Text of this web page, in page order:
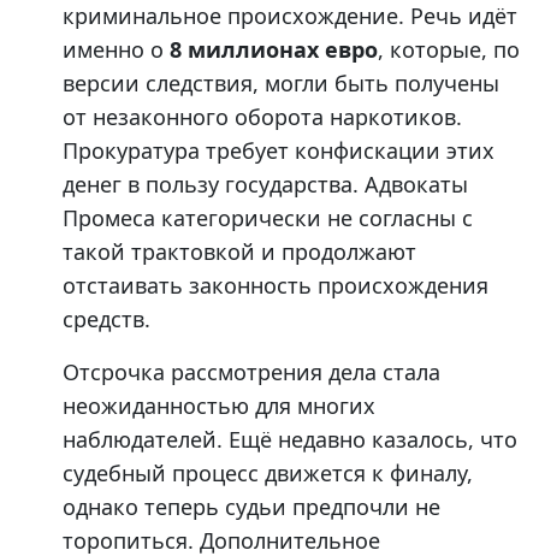
криминальное происхождение. Речь идёт
именно о 8 миллионах евро, которые, по
версии следствия, могли быть получены
от незаконного оборота наркотиков.
Прокуратура требует конфискации этих
денег в пользу государства. Адвокаты
Промеса категорически не согласны с
такой трактовкой и продолжают
отстаивать законность происхождения
средств.
Отсрочка рассмотрения дела стала
неожиданностью для многих
наблюдателей. Ещё недавно казалось, что
судебный процесс движется к финалу,
однако теперь судьи предпочли не
торопиться. Дополнительное